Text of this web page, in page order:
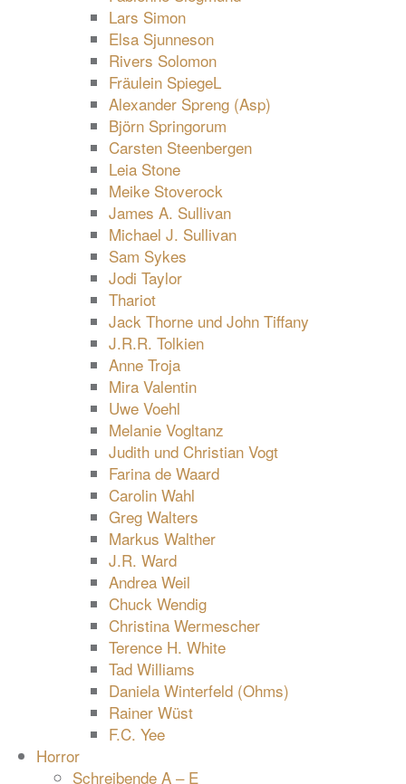
Lars Simon
Elsa Sjunneson
Rivers Solomon
Fräulein SpiegeL
Alexander Spreng (Asp)
Björn Springorum
Carsten Steenbergen
Leia Stone
Meike Stoverock
James A. Sullivan
Michael J. Sullivan
Sam Sykes
Jodi Taylor
Thariot
Jack Thorne und John Tiffany
J.R.R. Tolkien
Anne Troja
Mira Valentin
Uwe Voehl
Melanie Vogltanz
Judith und Christian Vogt
Farina de Waard
Carolin Wahl
Greg Walters
Markus Walther
J.R. Ward
Andrea Weil
Chuck Wendig
Christina Wermescher
Terence H. White
Tad Williams
Daniela Winterfeld (Ohms)
Rainer Wüst
F.C. Yee
Horror
Schreibende A – E